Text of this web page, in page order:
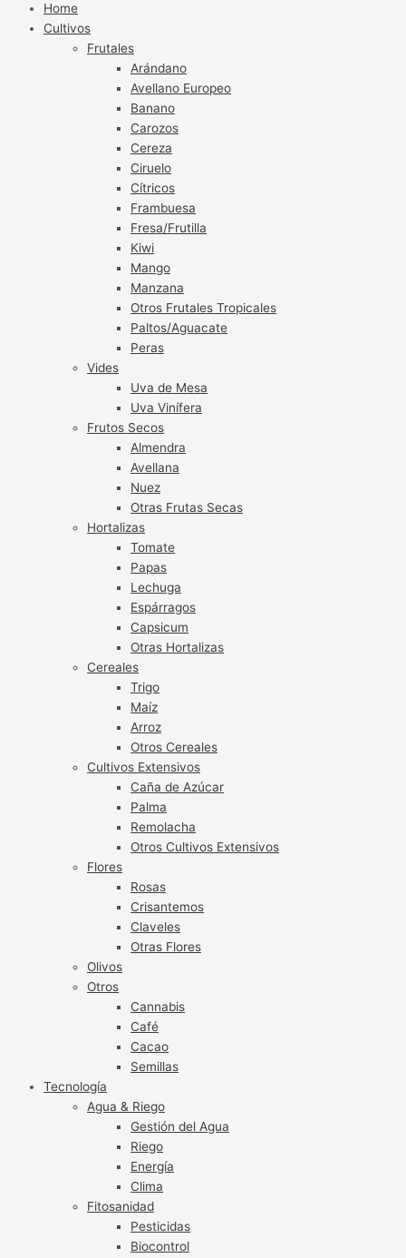
Home
Cultivos
Frutales
Arándano
Avellano Europeo
Banano
Carozos
Cereza
Ciruelo
Cítricos
Frambuesa
Fresa/Frutilla
Kiwi
Mango
Manzana
Otros Frutales Tropicales
Paltos/Aguacate
Peras
Vides
Uva de Mesa
Uva Vinífera
Frutos Secos
Almendra
Avellana
Nuez
Otras Frutas Secas
Hortalizas
Tomate
Papas
Lechuga
Espárragos
Capsicum
Otras Hortalizas
Cereales
Trigo
Maíz
Arroz
Otros Cereales
Cultivos Extensivos
Caña de Azúcar
Palma
Remolacha
Otros Cultivos Extensivos
Flores
Rosas
Crisantemos
Claveles
Otras Flores
Olivos
Otros
Cannabis
Café
Cacao
Semillas
Tecnología
Agua & Riego
Gestión del Agua
Riego
Energía
Clima
Fitosanidad
Pesticidas
Biocontrol